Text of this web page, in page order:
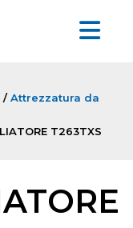
/Attrezzatura da
T263TXS